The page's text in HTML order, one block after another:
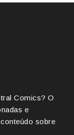
Comics? O
e
sobre